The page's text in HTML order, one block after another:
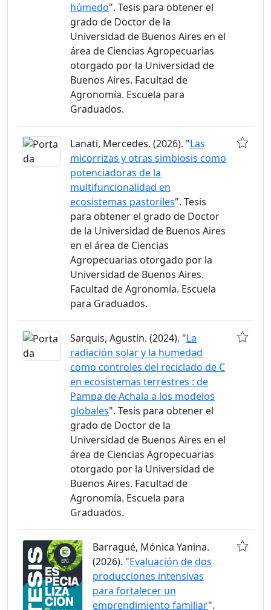
húmedo". Tesis para obtener el
grado de Doctor de la
Universidad de Buenos Aires en el
área de Ciencias Agropecuarias
otorgado por la Universidad de
Buenos Aires. Facultad de
Agronomía. Escuela para
Graduados.
Lanati, Mercedes. (2026). "Las
micorrizas y otras simbiosis como
potenciadoras de la
multifuncionalidad en
ecosistemas pastoriles". Tesis
para obtener el grado de Doctor
de la Universidad de Buenos Aires
en el área de Ciencias
Agropecuarias otorgado por la
Universidad de Buenos Aires.
Facultad de Agronomía. Escuela
para Graduados.
Sarquis, Agustín. (2024). "La
radiación solar y la humedad
como controles del reciclado de C
en ecosistemas terrestres : de
Pampa de Achala a los modelos
globales". Tesis para obtener el
grado de Doctor de la
Universidad de Buenos Aires en el
área de Ciencias Agropecuarias
otorgado por la Universidad de
Buenos Aires. Facultad de
Agronomía. Escuela para
Graduados.
Barragué, Mónica Yanina.
(2026). "Evaluación de dos
producciones intensivas
para fortalecer un
emprendimiento familiar".